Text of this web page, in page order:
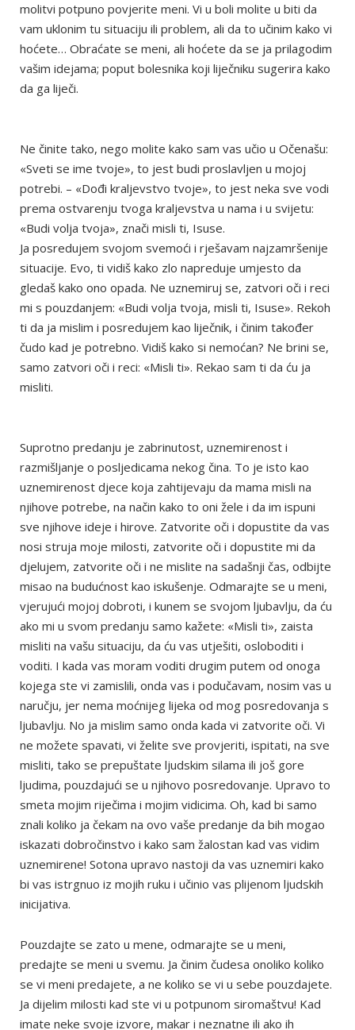
molitvi potpuno povjerite meni. Vi u boli molite u biti da
vam uklonim tu situaciju ili problem, ali da to učinim kako vi
hoćete… Obraćate se meni, ali hoćete da se ja prilagodim
vašim idejama; poput bolesnika koji liječniku sugerira kako
da ga liječi.
Ne činite tako, nego molite kako sam vas učio u Očenašu:
«Sveti se ime tvoje», to jest budi proslavljen u mojoj
potrebi. – «Dođi kraljevstvo tvoje», to jest neka sve vodi
prema ostvarenju tvoga kraljevstva u nama i u svijetu:
«Budi volja tvoja», znači misli ti, Isuse.
Ja posredujem svojom svemoći i rješavam najzamršenije
situacije. Evo, ti vidiš kako zlo napreduje umjesto da
gledaš kako ono opada. Ne uznemiruj se, zatvori oči i reci
mi s pouzdanjem: «Budi volja tvoja, misli ti, Isuse». Rekoh
ti da ja mislim i posredujem kao liječnik, i činim također
čudo kad je potrebno. Vidiš kako si nemoćan? Ne brini se,
samo zatvori oči i reci: «Misli ti». Rekao sam ti da ću ja
misliti.
Suprotno predanju je zabrinutost, uznemirenost i
razmišljanje o posljedicama nekog čina. To je isto kao
uznemirenost djece koja zahtijevaju da mama misli na
njihove potrebe, na način kako to oni žele i da im ispuni
sve njihove ideje i hirove. Zatvorite oči i dopustite da vas
nosi struja moje milosti, zatvorite oči i dopustite mi da
djelujem, zatvorite oči i ne mislite na sadašnji čas, odbijte
misao na budućnost kao iskušenje. Odmarajte se u meni,
vjerujući mojoj dobroti, i kunem se svojom ljubavlju, da ću
ako mi u svom predanju samo kažete: «Misli ti», zaista
misliti na vašu situaciju, da ću vas utješiti, osloboditi i
voditi. I kada vas moram voditi drugim putem od onoga
kojega ste vi zamislili, onda vas i podučavam, nosim vas u
naručju, jer nema moćnijeg lijeka od mog posredovanja s
ljubavlju. No ja mislim samo onda kada vi zatvorite oči. Vi
ne možete spavati, vi želite sve provjeriti, ispitati, na sve
misliti, tako se prepuštate ljudskim silama ili još gore
ljudima, pouzdajući se u njihovo posredovanje. Upravo to
smeta mojim riječima i mojim vidicima. Oh, kad bi samo
znali koliko ja čekam na ovo vaše predanje da bih mogao
iskazati dobročinstvo i kako sam žalostan kad vas vidim
uznemirene! Sotona upravo nastoji da vas uznemiri kako
bi vas istrgnuo iz mojih ruku i učinio vas plijenom ljudskih
inicijativa.
Pouzdajte se zato u mene, odmarajte se u meni,
predajte se meni u svemu. Ja činim čudesa onoliko koliko
se vi meni predajete, a ne koliko se vi u sebe pouzdajete.
Ja dijelim milosti kad ste vi u potpunom siromaštvu! Kad
imate neke svoje izvore, makar i neznatne ili ako ih